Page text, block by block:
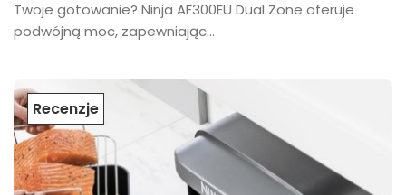
Twoje gotowanie? Ninja AF300EU Dual Zone oferuje
podwójną moc, zapewniając...
Recenzje